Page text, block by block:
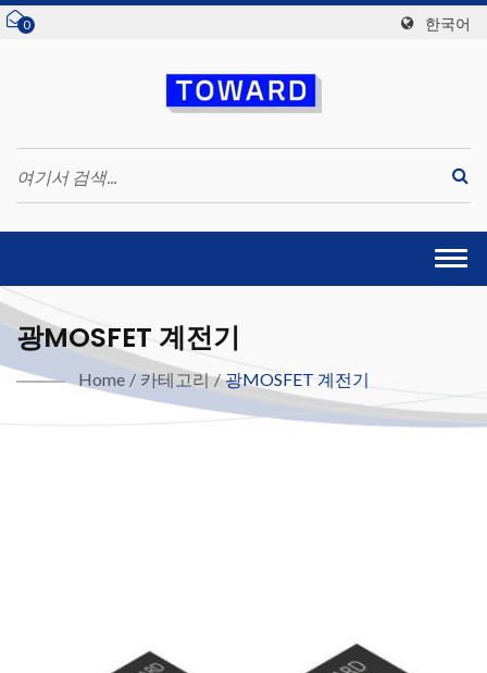
0 한국어
광MOSFET 계전기
Home / 카테고리 / 광MOSFET 계전기